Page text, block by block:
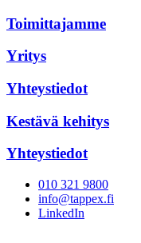
Toimittajamme
Yritys
Yhteystiedot
Kestävä kehitys
Yhteystiedot
010 321 9800
info@tappex.fi
LinkedIn